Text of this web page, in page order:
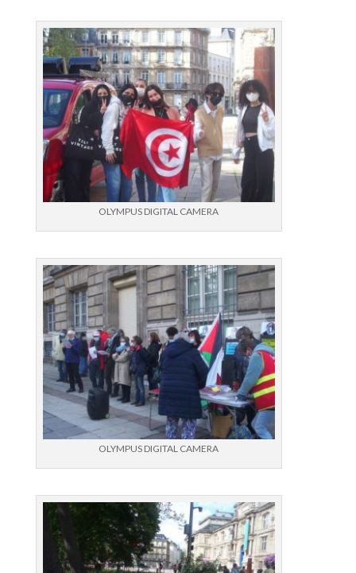
OLYMPUS DIGITAL CAMERA
OLYMPUS DIGITAL CAMERA